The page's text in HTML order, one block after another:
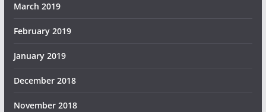
March 2019
February 2019
January 2019
December 2018
November 2018